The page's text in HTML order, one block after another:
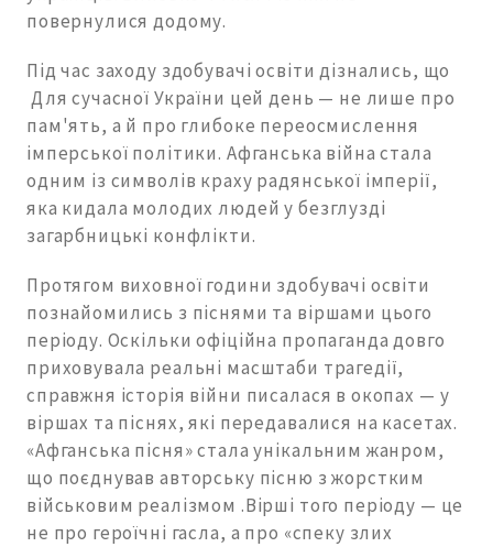
повернулися додому.
Під час заходу здобувачі освіти дізнались, що
Для сучасної України цей день — не лише про
пам'ять, а й про глибоке переосмислення
імперської політики. Афганська війна стала
одним із символів краху радянської імперії,
яка кидала молодих людей у безглузді
загарбницькі конфлікти.
Протягом виховної години здобувачі освіти
познайомились з піснями та віршами цього
періоду. Оскільки офіційна пропаганда довго
приховувала реальні масштаби трагедії,
справжня історія війни писалася в окопах — у
віршах та піснях, які передавалися на касетах.
«Афганська пісня» стала унікальним жанром,
що поєднував авторську пісню з жорстким
військовим реалізмом .Вірші того періоду — це
не про героїчні гасла, а про «спеку злих